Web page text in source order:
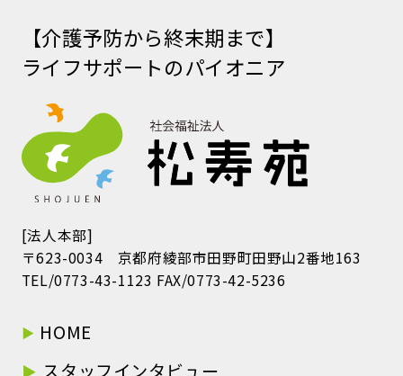
【介護予防から終末期まで】
ライフサポートのパイオニア
[法人本部]
〒623-0034 京都府綾部市田野町田野山2番地163
TEL/0773-43-1123 FAX/0773-42-5236
HOME
スタッフインタビュー